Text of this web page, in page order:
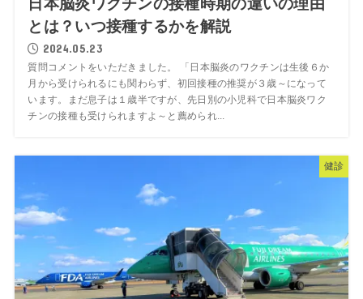
とは？いつ接種するかを解説
2024.05.23
質問コメントをいただきました。 「日本脳炎のワクチンは生後６か
月から受けられるにも関わらず、初回接種の推奨が３歳～になって
います。まだ息子は１歳半ですが、先日別の小児科で日本脳炎ワク
チンの接種も受けられますよ～と薦められ...
健診